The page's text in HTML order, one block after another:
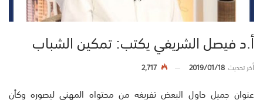
أ.د فيصل الشريفي يكتب: تمكين الشباب
أخر تحديث2019/01/18
2,717
عنوان جميل حاول البعض تفريغه من محتواه المهني ليصوره وكأن